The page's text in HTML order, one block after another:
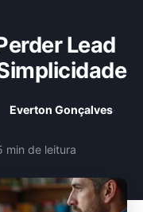
Lead
Everton Gonçalves·
min de leitura